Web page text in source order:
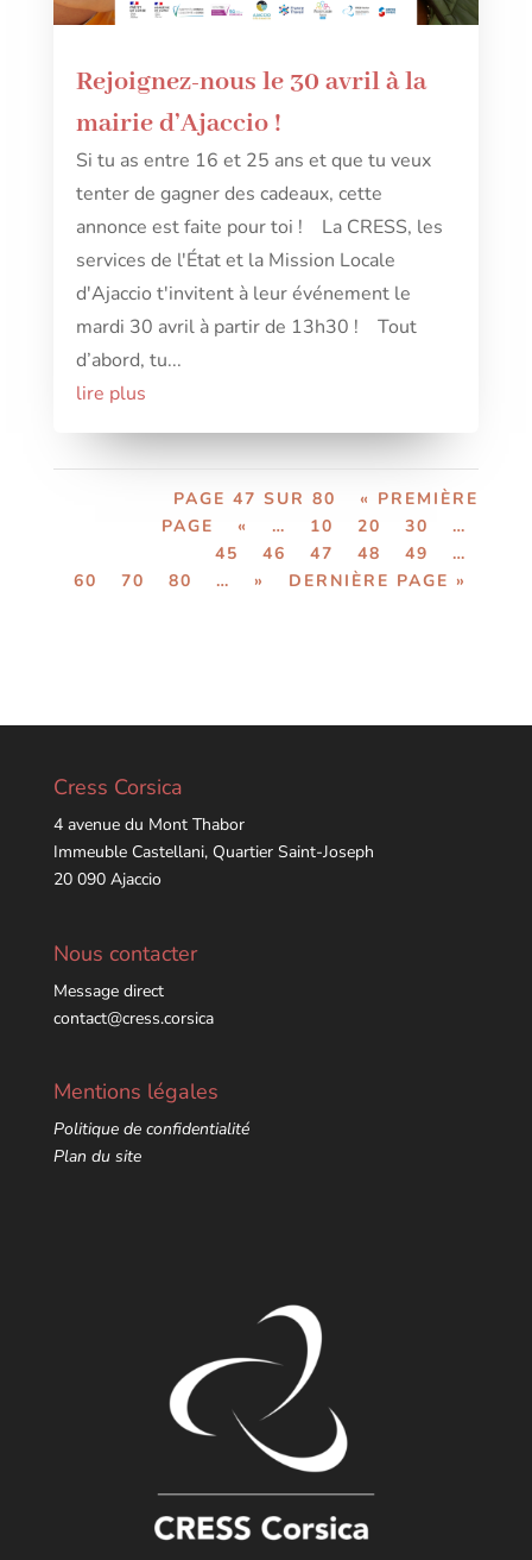
Rejoignez-nous le 30 avril à la
mairie d’Ajaccio !
Si tu as entre 16 et 25 ans et que tu veux
tenter de gagner des cadeaux, cette
annonce est faite pour toi ! La CRESS, les
services de l'État et la Mission Locale
d'Ajaccio t'invitent à leur événement le
mardi 30 avril à partir de 13h30 ! Tout
d’abord, tu...
lire plus
PAGE 47 SUR 80
« PREMIÈRE
PAGE
« … 10 20 30
…
45
46 47 48 49
…
60
70 80 … » DERNIÈRE PAGE »
Cress Corsica
4 avenue du Mont Thabor
Immeuble Castellani, Quartier Saint-Joseph
20 090 Ajaccio
Nous contacter
Message direct
contact@cress.corsica
Mentions légales
Politique de confidentialité
Plan du site